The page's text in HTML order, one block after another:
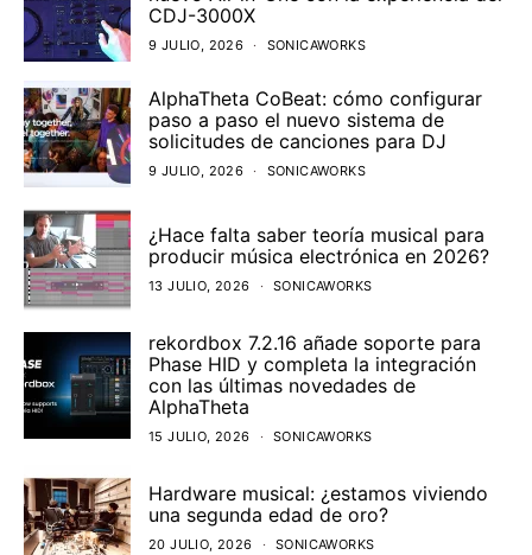
CDJ-3000X
9 JULIO, 2026 SONICAWORKS
AlphaTheta CoBeat: cómo configurar
paso a paso el nuevo sistema de
solicitudes de canciones para DJ
9 JULIO, 2026 SONICAWORKS
¿Hace falta saber teoría musical para
producir música electrónica en 2026?
13 JULIO, 2026 SONICAWORKS
rekordbox 7.2.16 añade soporte para
Phase HID y completa la integración
con las últimas novedades de
AlphaTheta
15 JULIO, 2026 SONICAWORKS
Hardware musical: ¿estamos viviendo
una segunda edad de oro?
20 JULIO, 2026 SONICAWORKS